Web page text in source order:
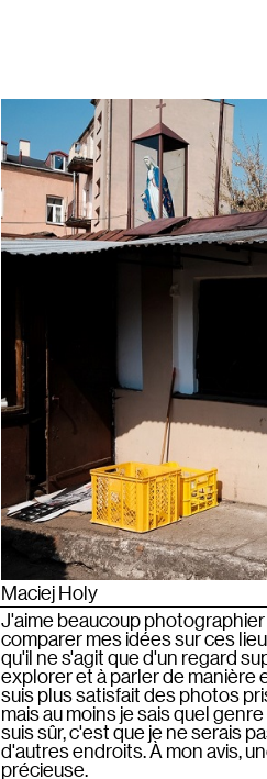
Maciej Holy
J'aime beaucoup
comparer mes idées sur ces
qu'il ne s'agit que d'un regard
explorer et à parler de manière
suis plus satisfait des photos
mais au moins je sais quel
suis sûr, c'est que je ne serais
d'autres endroits. À mon avis,
précieuse.